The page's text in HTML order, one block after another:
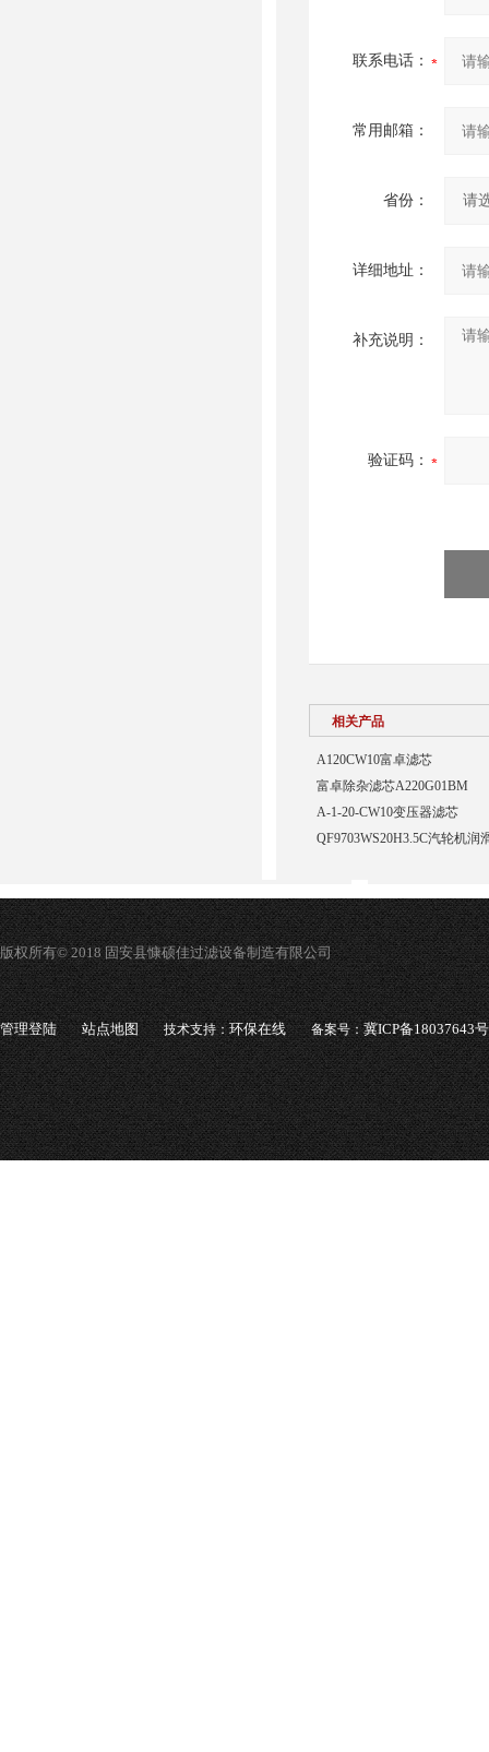
联系电话：
常用邮箱：
省份：
详细地址：
补充说明：
验证码：
相关产品
A120CW10富卓滤芯
富卓除杂滤芯A220G01BM
A-1-20-CW10变压器滤芯
QF9703WS20H3.5C汽轮机润
版权所有© 2018 固安县慷硕佳过滤设备制造有限公司
管理登陆 站点地图 技术支持：环保在线 备案号：冀ICP备18037643